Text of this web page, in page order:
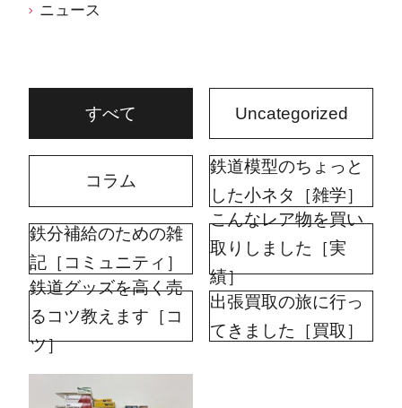
ニュース
すべて Uncategorized
コラム
鉄道模型のちょっと
した小ネタ［雑学］
鉄分補給のための雑
記［コミュニティ］
こんなレア物を買い
取りしました［実
績］
鉄道グッズを高く売
るコツ教えます［コ
ツ］
出張買取の旅に行っ
てきました［買取］